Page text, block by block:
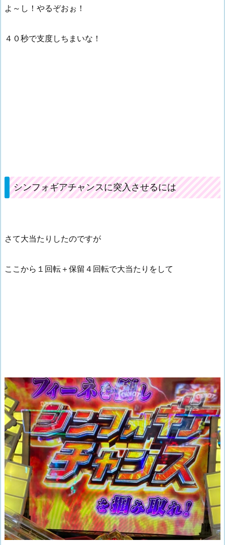
よ～し！やるぞおぉ！
４０秒で支度しちまいな！
シンフォギアチャンスに突入させるには
さて大当たりしたのですが
ここから１回転＋保留４回転で大当たりをして